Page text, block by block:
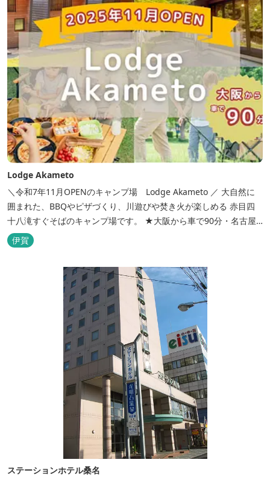
Lodge Akameto
＼令和7年11月OPENのキャンプ場 Lodge Akameto ／ 大自然に
囲まれた、BBQやピザづくり、川遊びや焚き火が楽しめる 赤目四
十八滝すぐそばのキャンプ場です。 ★大阪から車で90分・名古屋
から120分の好アクセス！ ★専用テラス付きバンガローでは、BBQ
をしながら子どもが川遊びをしているのが見れる！ ★Wi-Fiがつな
伊賀
ステーションホテル桑名